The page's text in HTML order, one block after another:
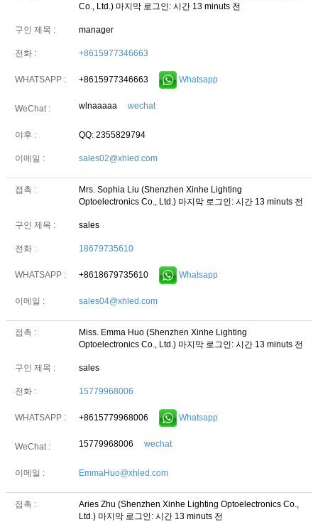
Co., Ltd.) 마지막 로그인: 시간 13 minuts 전
구인 제목 : manager
전화 : +8615977346663
WHATSAPP : +8615977346663 Whatsapp
WeChat : wlnaaaaa wechat
야후 : QQ: 2355829794
이메일 : sales02@xhled.com
접촉 :
Mrs. Sophia Liu (Shenzhen Xinhe Lighting
Optoelectronics Co., Ltd.) 마지막 로그인: 시간 13 minuts 전
구인 제목 : sales
전화 : 18679735610
WHATSAPP : +8618679735610 Whatsapp
이메일 : sales04@xhled.com
접촉 :
Miss. Emma Huo (Shenzhen Xinhe Lighting
Optoelectronics Co., Ltd.) 마지막 로그인: 시간 13 minuts 전
구인 제목 : sales
전화 : 15779968006
WHATSAPP : +8615779968006 Whatsapp
WeChat : 15779968006 wechat
이메일 : EmmaHuo@xhled.com
접촉 :
Aries Zhu (Shenzhen Xinhe Lighting Optoelectronics Co.,
Ltd.) 마지막 로그인: 시간 13 minuts 전